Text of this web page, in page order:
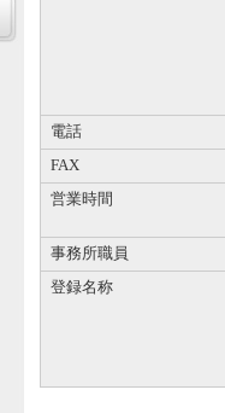
電話
FAX
営業時間
事務所職員
登録名称